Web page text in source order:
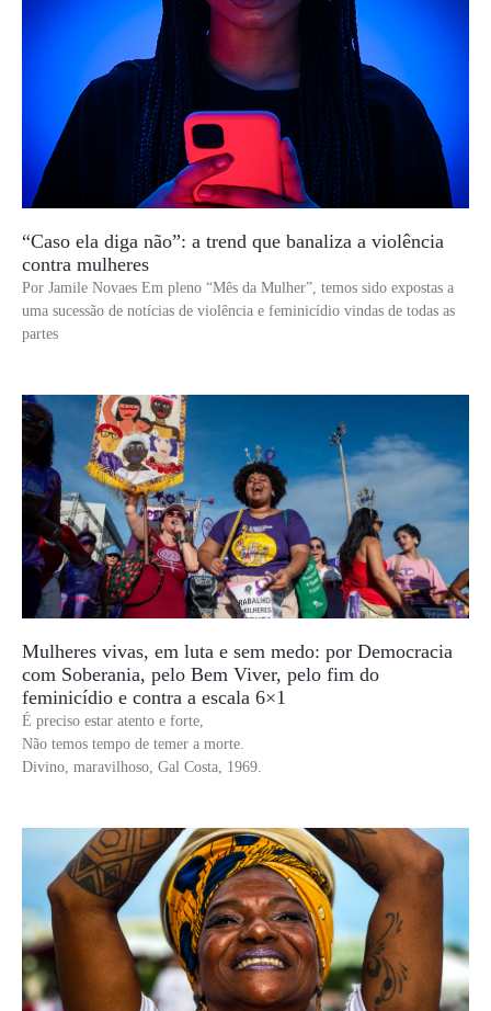
“Caso ela diga não”: a trend que banaliza a violência
contra mulheres
Por Jamile Novaes Em pleno “Mês da Mulher”, temos sido expostas a
uma sucessão de notícias de violência e feminicídio vindas de todas as
partes
Mulheres vivas, em luta e sem medo: por Democracia
com Soberania, pelo Bem Viver, pelo fim do
feminicídio e contra a escala 6×1
É preciso estar atento e forte,
Não temos tempo de temer a morte.
Divino, maravilhoso, Gal Costa, 1969.